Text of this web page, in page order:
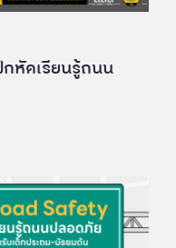
หัดเรียนรู้ถนน